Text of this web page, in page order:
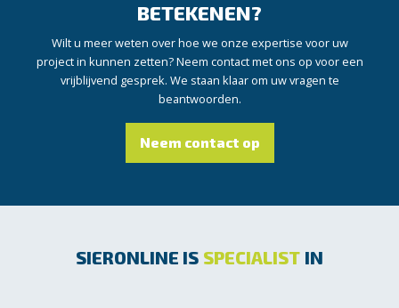
BETEKENEN?
Wilt u meer weten over hoe we onze expertise voor uw
project in kunnen zetten? Neem contact met ons op voor een
vrijblijvend gesprek. We staan klaar om uw vragen te
beantwoorden.
Neem contact op
SIERONLINE IS SPECIALIST IN